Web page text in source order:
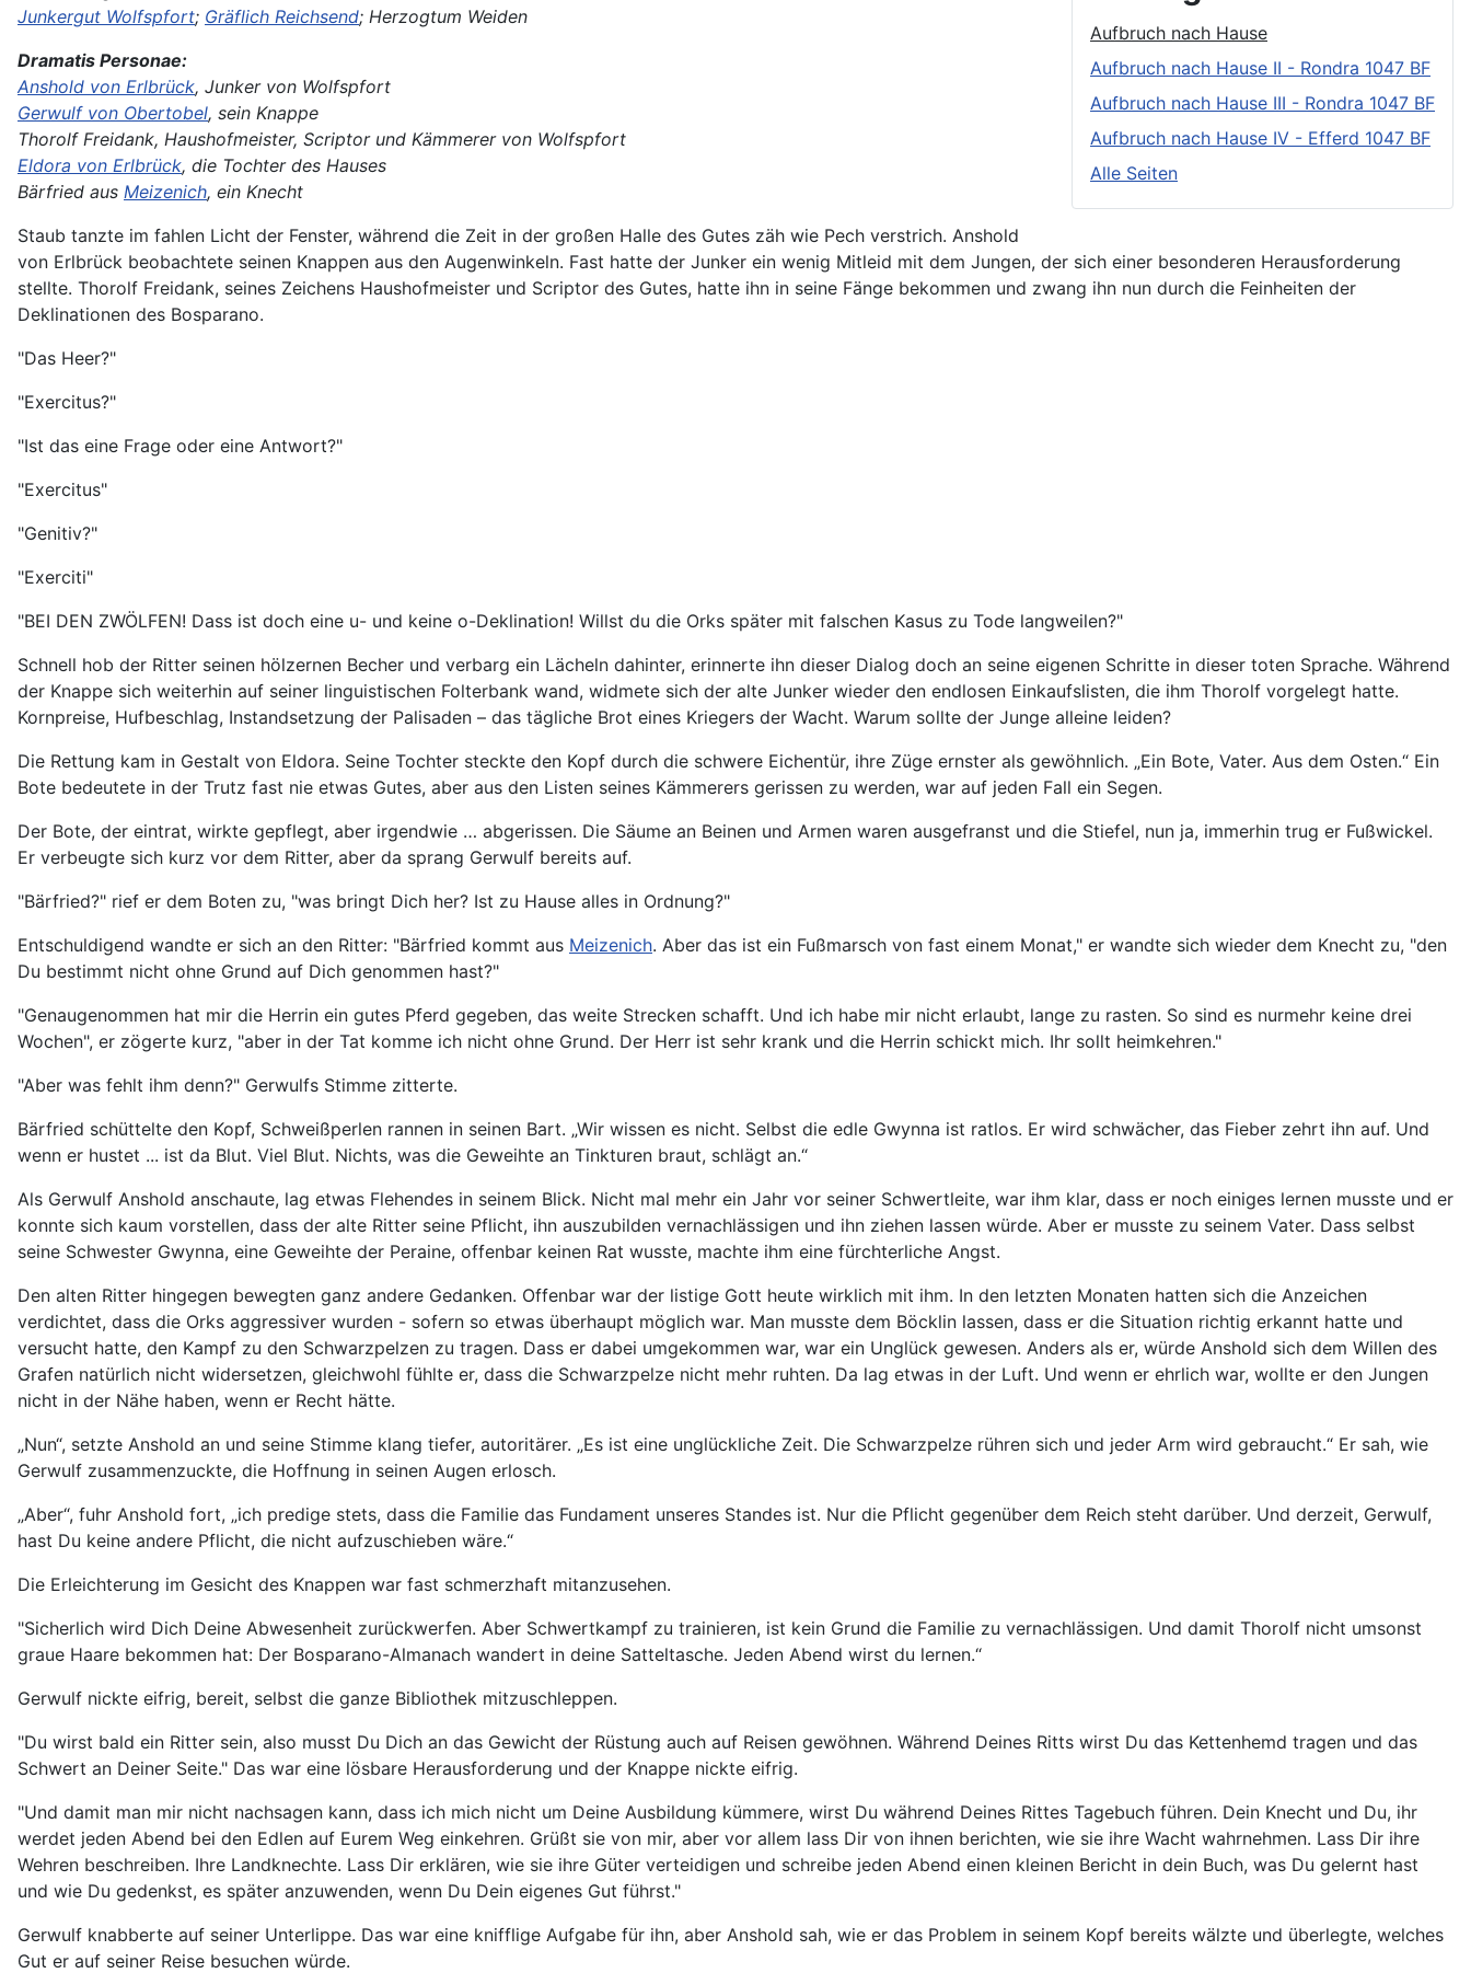
Aufbruch nach Hause
Aufbruch nach Hause II - Rondra 1047 BF
Aufbruch nach Hause III - Rondra 1047 BF
Aufbruch nach Hause IV - Efferd 1047 BF
Alle Seiten
Junkergut Wolfspfort; Gräflich Reichsend; Herzogtum Weiden
Dramatis Personae:
Anshold von Erlbrück, Junker von Wolfspfort
Gerwulf von Obertobel, sein Knappe
Thorolf Freidank, Haushofmeister, Scriptor und Kämmerer von Wolfspfort
Eldora von Erlbrück, die Tochter des Hauses
Bärfried aus Meizenich, ein Knecht
Staub tanzte im fahlen Licht der Fenster, während die Zeit in der großen Halle des Gutes zäh wie Pech verstrich. Anshold
von Erlbrück beobachtete seinen Knappen aus den Augenwinkeln. Fast hatte der Junker ein wenig Mitleid mit dem Jungen, der sich einer besonderen Herausforderung
stellte. Thorolf Freidank, seines Zeichens Haushofmeister und Scriptor des Gutes, hatte ihn in seine Fänge bekommen und zwang ihn nun durch die Feinheiten der
Deklinationen des Bosparano.
"Das Heer?"
"Exercitus?"
"Ist das eine Frage oder eine Antwort?"
"Exercitus"
"Genitiv?"
"Exerciti"
"BEI DEN ZWÖLFEN! Dass ist doch eine u- und keine o-Deklination! Willst du die Orks später mit falschen Kasus zu Tode langweilen?"
Schnell hob der Ritter seinen hölzernen Becher und verbarg ein Lächeln dahinter, erinnerte ihn dieser Dialog doch an seine eigenen Schritte in dieser toten Sprache. Während
der Knappe sich weiterhin auf seiner linguistischen Folterbank wand, widmete sich der alte Junker wieder den endlosen Einkaufslisten, die ihm Thorolf vorgelegt hatte.
Kornpreise, Hufbeschlag, Instandsetzung der Palisaden – das tägliche Brot eines Kriegers der Wacht. Warum sollte der Junge alleine leiden?
Die Rettung kam in Gestalt von Eldora. Seine Tochter steckte den Kopf durch die schwere Eichentür, ihre Züge ernster als gewöhnlich. „Ein Bote, Vater. Aus dem Osten.“ Ein
Bote bedeutete in der Trutz fast nie etwas Gutes, aber aus den Listen seines Kämmerers gerissen zu werden, war auf jeden Fall ein Segen.
Der Bote, der eintrat, wirkte gepflegt, aber irgendwie … abgerissen. Die Säume an Beinen und Armen waren ausgefranst und die Stiefel, nun ja, immerhin trug er Fußwickel.
Er verbeugte sich kurz vor dem Ritter, aber da sprang Gerwulf bereits auf.
"Bärfried?" rief er dem Boten zu, "was bringt Dich her? Ist zu Hause alles in Ordnung?"
Entschuldigend wandte er sich an den Ritter: "Bärfried kommt aus Meizenich. Aber das ist ein Fußmarsch von fast einem Monat," er wandte sich wieder dem Knecht zu, "den
Du bestimmt nicht ohne Grund auf Dich genommen hast?"
"Genaugenommen hat mir die Herrin ein gutes Pferd gegeben, das weite Strecken schafft. Und ich habe mir nicht erlaubt, lange zu rasten. So sind es nurmehr keine drei
Wochen", er zögerte kurz, "aber in der Tat komme ich nicht ohne Grund. Der Herr ist sehr krank und die Herrin schickt mich. Ihr sollt heimkehren."
"Aber was fehlt ihm denn?" Gerwulfs Stimme zitterte.
Bärfried schüttelte den Kopf, Schweißperlen rannen in seinen Bart. „Wir wissen es nicht. Selbst die edle Gwynna ist ratlos. Er wird schwächer, das Fieber zehrt ihn auf. Und
wenn er hustet ... ist da Blut. Viel Blut. Nichts, was die Geweihte an Tinkturen braut, schlägt an.“
Als Gerwulf Anshold anschaute, lag etwas Flehendes in seinem Blick. Nicht mal mehr ein Jahr vor seiner Schwertleite, war ihm klar, dass er noch einiges lernen musste und er
konnte sich kaum vorstellen, dass der alte Ritter seine Pflicht, ihn auszubilden vernachlässigen und ihn ziehen lassen würde. Aber er musste zu seinem Vater. Dass selbst
seine Schwester Gwynna, eine Geweihte der Peraine, offenbar keinen Rat wusste, machte ihm eine fürchterliche Angst.
Den alten Ritter hingegen bewegten ganz andere Gedanken. Offenbar war der listige Gott heute wirklich mit ihm. In den letzten Monaten hatten sich die Anzeichen
verdichtet, dass die Orks aggressiver wurden - sofern so etwas überhaupt möglich war. Man musste dem Böcklin lassen, dass er die Situation richtig erkannt hatte und
versucht hatte, den Kampf zu den Schwarzpelzen zu tragen. Dass er dabei umgekommen war, war ein Unglück gewesen. Anders als er, würde Anshold sich dem Willen des
Grafen natürlich nicht widersetzen, gleichwohl fühlte er, dass die Schwarzpelze nicht mehr ruhten. Da lag etwas in der Luft. Und wenn er ehrlich war, wollte er den Jungen
nicht in der Nähe haben, wenn er Recht hätte.
„Nun“, setzte Anshold an und seine Stimme klang tiefer, autoritärer. „Es ist eine unglückliche Zeit. Die Schwarzpelze rühren sich und jeder Arm wird gebraucht.“ Er sah, wie
Gerwulf zusammenzuckte, die Hoffnung in seinen Augen erlosch.
„Aber“, fuhr Anshold fort, „ich predige stets, dass die Familie das Fundament unseres Standes ist. Nur die Pflicht gegenüber dem Reich steht darüber. Und derzeit, Gerwulf,
hast Du keine andere Pflicht, die nicht aufzuschieben wäre.“
Die Erleichterung im Gesicht des Knappen war fast schmerzhaft mitanzusehen.
"Sicherlich wird Dich Deine Abwesenheit zurückwerfen. Aber Schwertkampf zu trainieren, ist kein Grund die Familie zu vernachlässigen. Und damit Thorolf nicht umsonst
graue Haare bekommen hat: Der Bosparano-Almanach wandert in deine Satteltasche. Jeden Abend wirst du lernen.“
Gerwulf nickte eifrig, bereit, selbst die ganze Bibliothek mitzuschleppen.
"Du wirst bald ein Ritter sein, also musst Du Dich an das Gewicht der Rüstung auch auf Reisen gewöhnen. Während Deines Ritts wirst Du das Kettenhemd tragen und das
Schwert an Deiner Seite." Das war eine lösbare Herausforderung und der Knappe nickte eifrig.
"Und damit man mir nicht nachsagen kann, dass ich mich nicht um Deine Ausbildung kümmere, wirst Du während Deines Rittes Tagebuch führen. Dein Knecht und Du, ihr
werdet jeden Abend bei den Edlen auf Eurem Weg einkehren. Grüßt sie von mir, aber vor allem lass Dir von ihnen berichten, wie sie ihre Wacht wahrnehmen. Lass Dir ihre
Wehren beschreiben. Ihre Landknechte. Lass Dir erklären, wie sie ihre Güter verteidigen und schreibe jeden Abend einen kleinen Bericht in dein Buch, was Du gelernt hast
und wie Du gedenkst, es später anzuwenden, wenn Du Dein eigenes Gut führst."
Gerwulf knabberte auf seiner Unterlippe. Das war eine knifflige Aufgabe für ihn, aber Anshold sah, wie er das Problem in seinem Kopf bereits wälzte und überlegte, welches
Gut er auf seiner Reise besuchen würde.